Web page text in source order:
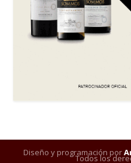
Diseño y programación por
Todos los